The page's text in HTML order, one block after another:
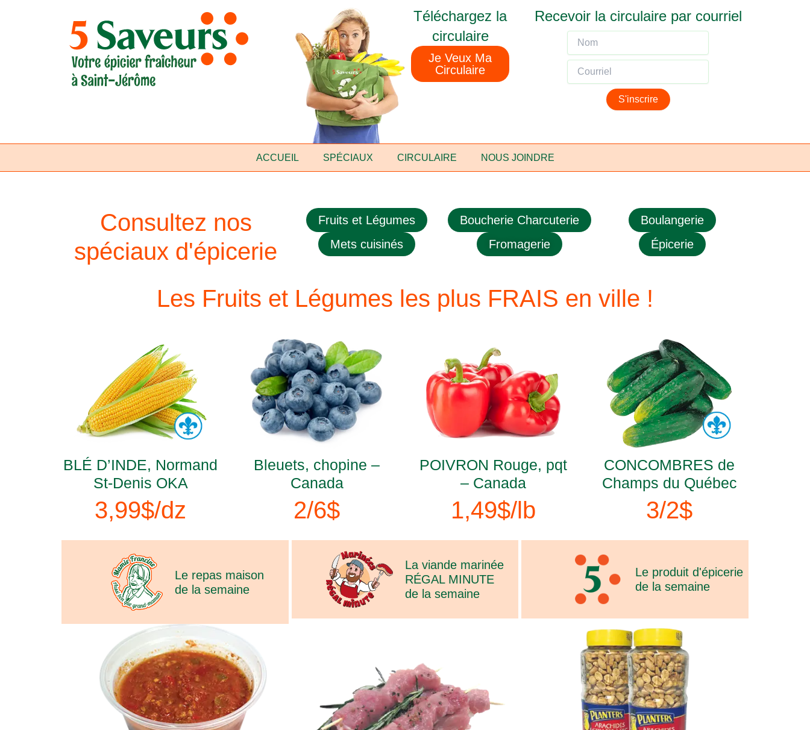
Téléchargez la
circulaire
Je Veux Ma
Circulaire
Recevoir la circulaire par courriel
ACCUEIL SPÉCIAUX CIRCULAIRE NOUS JOINDRE
Consultez nos
spéciaux d'épicerie
Fruits et Légumes Boucherie Charcuterie
Boulangerie
Mets cuisinés
Fromagerie Épicerie
Les Fruits et Légumes les plus FRAIS en ville !
BLÉ D’INDE, Normand
St-Denis OKA
3,99$/dz
Bleuets, chopine –
Canada
2/6$
POIVRON Rouge, pqt
– Canada
1,49$/lb
CONCOMBRES de
Champs du Québec
3/2$
Le repas maison
de la semaine
La viande marinée
RÉGAL MINUTE
de la semaine
Le produit d'épicerie
de la semaine